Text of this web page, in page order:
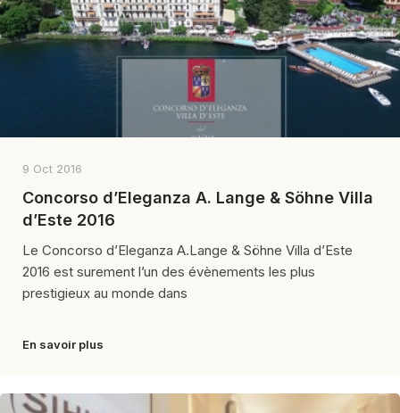
9 Oct 2016
Concorso d’Eleganza A. Lange & Söhne Villa
d’Este 2016
Le Concorso d’Eleganza A.Lange & Söhne Villa d’Este
2016 est surement l’un des évènements les plus
prestigieux au monde dans
En savoir plus